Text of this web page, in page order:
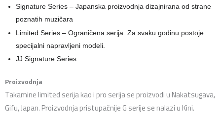
Signature Series – Japanska proizvodnja dizajnirana od strane
poznatih muzičara
Limited Series – Ograničena serija. Za svaku godinu postoje
specijalni napravljeni modeli.
JJ Signature Series
Proizvodnja
Takamine limited serija kao i pro serija se proizvodi u Nakatsugava,
Gifu, Japan. Proizvodnja pristupačnije G serije se nalazi u Kini.